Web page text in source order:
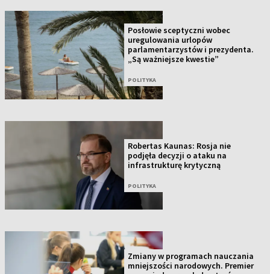
Posłowie sceptyczni wobec
uregulowania urlopów
parlamentarzystów i prezydenta.
„Są ważniejsze kwestie”
POLITYKA
Robertas Kaunas: Rosja nie
podjęła decyzji o ataku na
infrastrukturę krytyczną
POLITYKA
Zmiany w programach nauczania
mniejszości narodowych. Premier